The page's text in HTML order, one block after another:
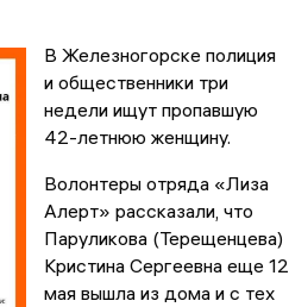
В Железногорске полиция
и общественники три
недели ищут пропавшую
42-летнюю женщину.
Волонтеры отряда «Лиза
Алерт» рассказали, что
Паруликова (Терещенцева)
Кристина Сергеевна еще 12
мая вышла из дома и с тех